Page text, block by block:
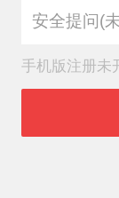
安全提问(
手机版注册未